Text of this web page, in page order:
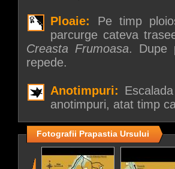
Ploaie: Pe timp
parcurge cateva
Creasta Frumoasa. Dupe
repede.
Anotimpuri:
anotimpuri, atat timp
Fotografii Prapastia Ursului